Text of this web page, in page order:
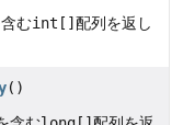
むint[] 配列を返し
()